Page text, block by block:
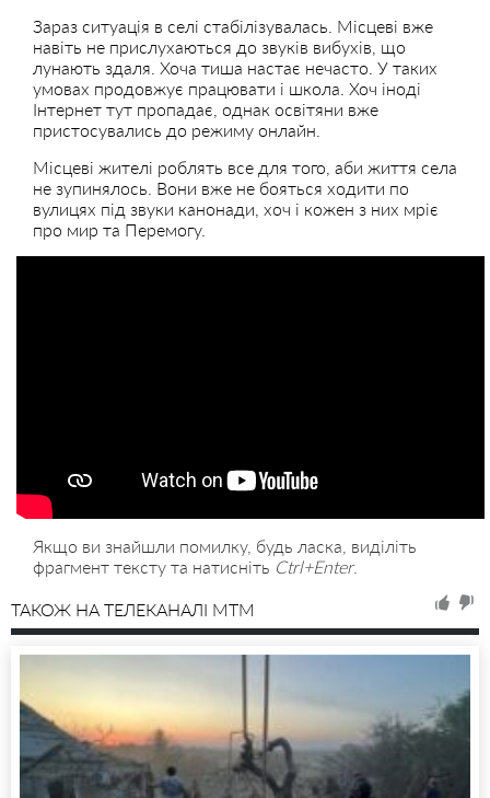
Зараз ситуація в селі стабілізувалась. Місцеві вже
навіть не прислухаються до звуків вибухів, що
лунають здаля. Хоча тиша настає нечасто. У таких
умовах продовжує працювати і школа. Хоч іноді
Інтернет тут пропадає, однак освітяни вже
пристосувались до режиму онлайн.
Місцеві жителі роблять все для того, аби життя села
не зупинялось. Вони вже не бояться ходити по
вулицях під звуки канонади, хоч і кожен з них мріє
про мир та Перемогу.
Якщо ви знайшли помилку, будь ласка, виділіть
фрагмент тексту та натисніть Ctrl+Enter.
ТАКОЖ НА ТЕЛЕКАНАЛІ MTM